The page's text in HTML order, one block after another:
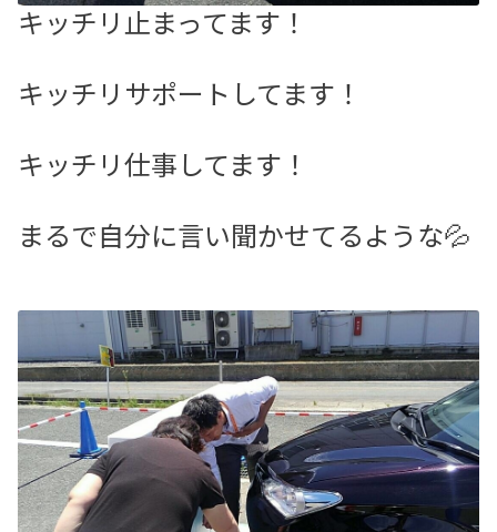
キッチリ止まってます！
キッチリサポートしてます！
キッチリ仕事してます！
まるで自分に言い聞かせてるような💦